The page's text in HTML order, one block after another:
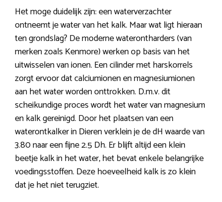
Het moge duidelijk zijn: een waterverzachter
ontneemt je water van het kalk. Maar wat ligt hieraan
ten grondslag? De moderne waterontharders (van
merken zoals Kenmore) werken op basis van het
uitwisselen van ionen. Een cilinder met harskorrels
zorgt ervoor dat calciumionen en magnesiumionen
aan het water worden onttrokken. D.m.v. dit
scheikundige proces wordt het water van magnesium
en kalk gereinigd. Door het plaatsen van een
waterontkalker in Dieren verklein je de dH waarde van
3.80 naar een fijne 2.5 Dh. Er blijft altijd een klein
beetje kalk in het water, het bevat enkele belangrijke
voedingsstoffen. Deze hoeveelheid kalk is zo klein
dat je het niet terugziet.